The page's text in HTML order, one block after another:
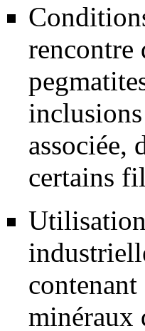
rencontre
associée,
certains
contenant
minéraux